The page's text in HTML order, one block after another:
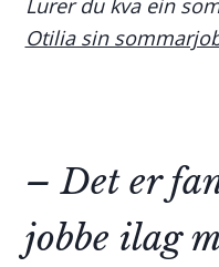
Lurer du kva ein
Otilia sin
– Det er
jobbe ilag